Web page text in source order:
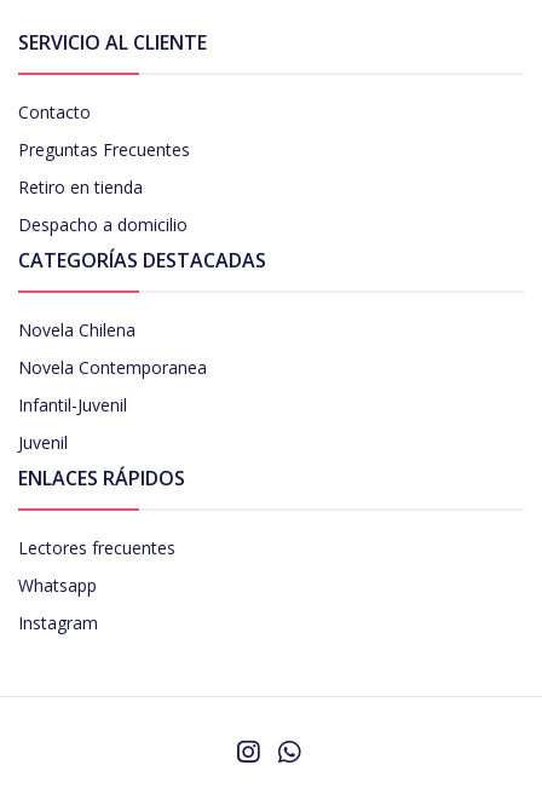
SERVICIO AL CLIENTE
Contacto
Preguntas Frecuentes
Retiro en tienda
Despacho a domicilio
CATEGORÍAS DESTACADAS
Novela Chilena
Novela Contemporanea
Infantil-Juvenil
Juvenil
ENLACES RÁPIDOS
Lectores frecuentes
Whatsapp
Instagram